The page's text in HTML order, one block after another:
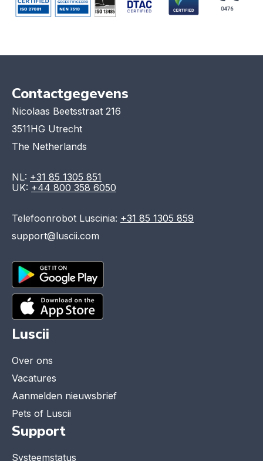
Contactgegevens
Nicolaas Beetsstraat 216
3511HG Utrecht
The Netherlands
NL: +31 85 1305 851
UK: +44 800 358 6050
Telefoonrobot Luscinia: +31 85 1305 859
support@luscii.com
Luscii
Over ons
Vacatures
Aanmelden nieuwsbrief
Pets of Luscii
Support
Systeemstatus